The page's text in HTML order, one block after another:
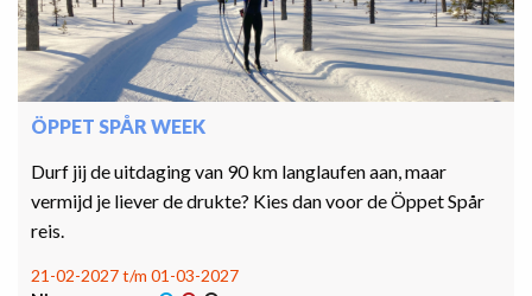
ÖPPET SPÅR WEEK
Durf jij de uitdaging van 90 km langlaufen aan, maar
vermijd je liever de drukte? Kies dan voor de Öppet Spår
reis.
21-02-2027 t/m 01-03-2027